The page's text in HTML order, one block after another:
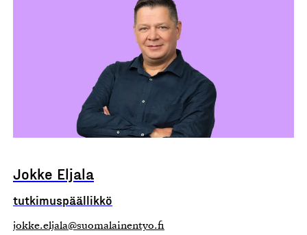
Jokke Eljala
tutkimuspäällikkö
jokke.eljala@suomalainentyo.fi